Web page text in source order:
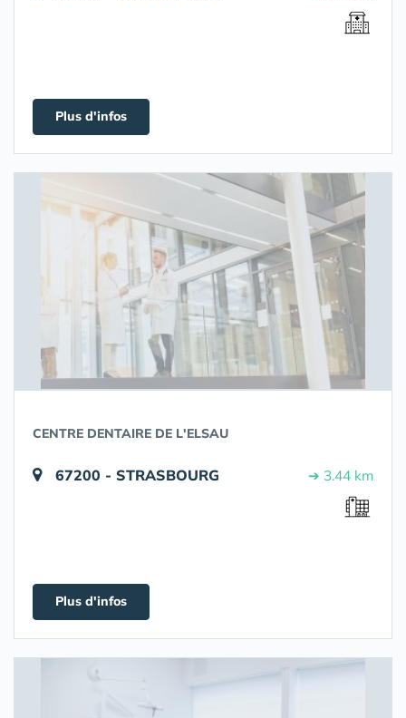
Plus d'infos
CENTRE DENTAIRE DE L'ELSAU
67200 - STRASBOURG ➔ 3.44 km
Plus d'infos